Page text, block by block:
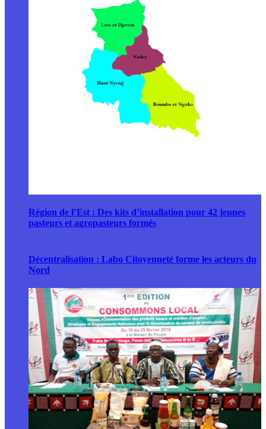
Région de l’Est : Des kits d’installation pour 42 jeunes
pasteurs et agropasteurs formés
Décentralisation : Labo Citoyenneté forme les acteurs du
Nord